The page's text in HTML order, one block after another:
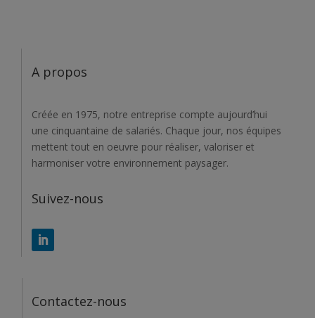
A propos
Créée en 1975, notre entreprise compte aujourd’hui
une cinquantaine de salariés. Chaque jour, nos équipes
mettent tout en oeuvre pour réaliser, valoriser et
harmoniser votre environnement paysager.
Suivez-nous
Contactez-nous